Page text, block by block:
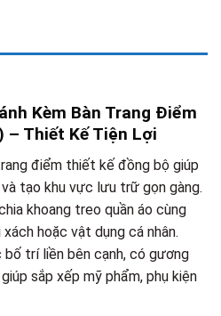
Kèm Bàn Trang Điểm
– Thiết Kế Tiện Lợi
điểm thiết kế đồng bộ giúp
tạo khu vực lưu trữ gọn gàng.
khoang treo quần áo cùng
hoặc vật dụng cá nhân.
trí liền bên cạnh, có gương
sắp xếp mỹ phẩm, phụ kiện